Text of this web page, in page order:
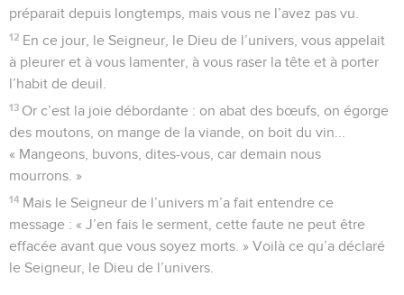
préparait depuis longtemps, mais vous ne l’avez pas vu.
12 En ce jour, le Seigneur, le Dieu de l’univers, vous appelait
à pleurer et à vous lamenter, à vous raser la tête et à porter
l’habit de deuil.
13 Or c’est la joie débordante : on abat des bœufs, on égorge
des moutons, on mange de la viande, on boit du vin...
« Mangeons, buvons, dites-vous, car demain nous
mourrons. »
14 Mais le Seigneur de l’univers m’a fait entendre ce
message : « J’en fais le serment, cette faute ne peut être
effacée avant que vous soyez morts. » Voilà ce qu’a déclaré
le Seigneur, le Dieu de l’univers.